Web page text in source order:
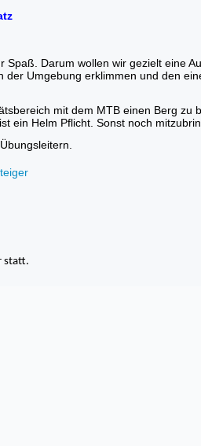
Spaß. Darum wollen wir gezielt eine
der Umgebung erklimmen und den
mit dem MTB einen Berg zu
ein Helm Pflicht. Sonst noch
statt.